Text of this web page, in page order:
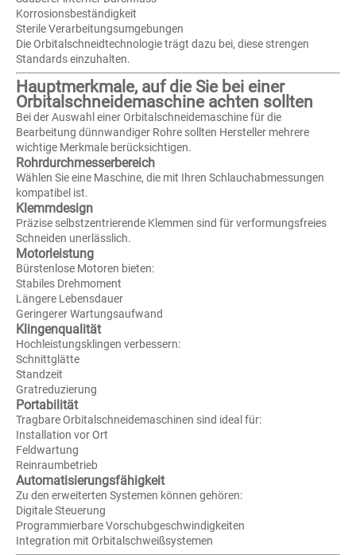
Korrosionsbeständigkeit
Sterile Verarbeitungsumgebungen
Die Orbitalschneidtechnologie trägt dazu bei, diese strengen
Standards einzuhalten.
Hauptmerkmale, auf die Sie bei einer
Orbitalschneidemaschine achten sollten
Bei der Auswahl einer Orbitalschneidemaschine für die
Bearbeitung dünnwandiger Rohre sollten Hersteller mehrere
wichtige Merkmale berücksichtigen.
Rohrdurchmesserbereich
Wählen Sie eine Maschine, die mit Ihren Schlauchabmessungen
kompatibel ist.
Klemmdesign
Präzise selbstzentrierende Klemmen sind für verformungsfreies
Schneiden unerlässlich.
Motorleistung
Bürstenlose Motoren bieten:
Stabiles Drehmoment
Längere Lebensdauer
Geringerer Wartungsaufwand
Klingenqualität
Hochleistungsklingen verbessern:
Schnittglätte
Standzeit
Gratreduzierung
Portabilität
Tragbare Orbitalschneidemaschinen sind ideal für:
Installation vor Ort
Feldwartung
Reinraumbetrieb
Automatisierungsfähigkeit
Zu den erweiterten Systemen können gehören:
Digitale Steuerung
Programmierbare Vorschubgeschwindigkeiten
Integration mit Orbitalschweißsystemen